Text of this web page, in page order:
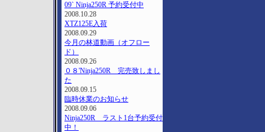
09` Ninja250R 予約受付中
2008.10.28
XTZ125E入荷
2008.09.29
今月の林道動画（オフロー
ド）
2008.09.26
０８'Ninja250R 完売致しまし
た
2008.09.15
臨時休業のお知らせ
2008.09.06
Ninja250R ラスト1台予約受付
中！